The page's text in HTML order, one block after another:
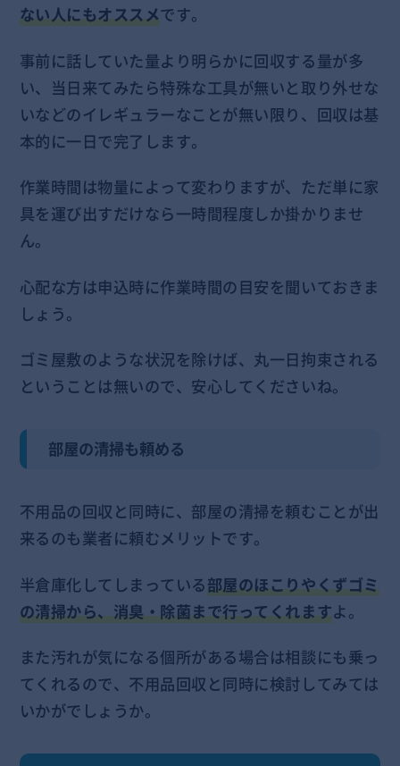
ない人にもオススメです。
事前に話していた量より明らかに回収する量が多
い、当日来てみたら特殊な工具が無いと取り外せな
いなどのイレギュラーなことが無い限り、回収は基
本的に一日で完了します。
作業時間は物量によって変わりますが、ただ単に家
具を運び出すだけなら一時間程度しか掛かりませ
ん。
心配な方は申込時に作業時間の目安を聞いておきま
しょう。
ゴミ屋敷のような状況を除けば、丸一日拘束される
ということは無いので、安心してくださいね。
部屋の清掃も頼める
不用品の回収と同時に、部屋の清掃を頼むことが出
来るのも業者に頼むメリットです。
半倉庫化してしまっている部屋のほこりやくずゴミ
の清掃から、消臭・除菌まで行ってくれますよ。
また汚れが気になる個所がある場合は相談にも乗っ
てくれるので、不用品回収と同時に検討してみては
いかがでしょうか。